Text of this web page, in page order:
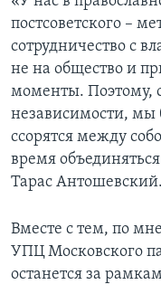
постсоветского –
сотрудничество с
не на общество и
моменты. Поэтому,
независимости, мы
ссорятся между
время
Тарас Антошевский.
Вместе с тем, по
УПЦ Московского
останется за